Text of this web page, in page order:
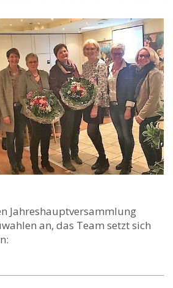
Jahreshauptversammlung
an, das Team setzt sich